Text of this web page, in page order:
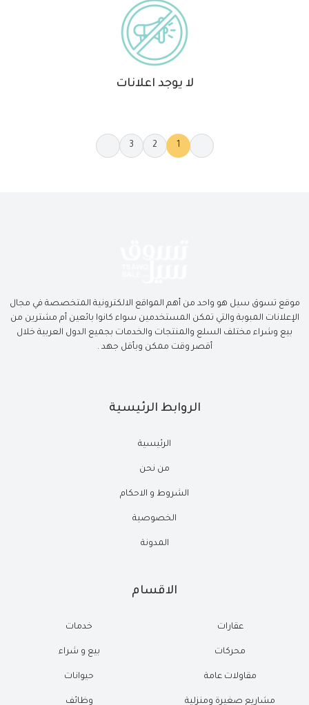
لا يوجد اعلانات
1
2
3
موقع تسوق سيل هو واحد من أهم المواقع الالكترونية المتخصصة في مجال
الإعلانات المبوبة والتي تمكن المستخدمين سواء كانوا بائعين أم مشترين من
بيع وشراء مختلف السلع والمنتجات والخدمات بجميع الدول العربية خلال
أقصر وقت ممكن وبأقل جهد .
الروابط الرئيسية
الرئيسية
من نحن
الشروط و الاحكام
الخصوصية
المدونة
الاقسام
عقارات
محركات
مقاولات عامة
مشاريع صغيرة ومنزلية
خدمات
بيع و شراء
حيوانات
وظائف